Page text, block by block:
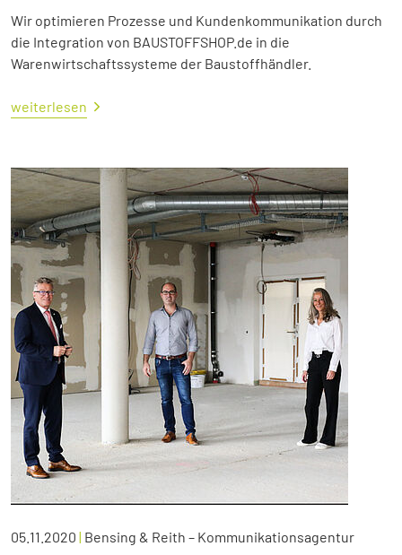
Wir optimieren Prozesse und Kundenkommunikation durch
die Integration von BAUSTOFFSHOP.de in die
Warenwirtschaftssysteme der Baustoffhändler.
weiterlesen
05.11.2020 | Bensing & Reith – Kommunikationsagentur